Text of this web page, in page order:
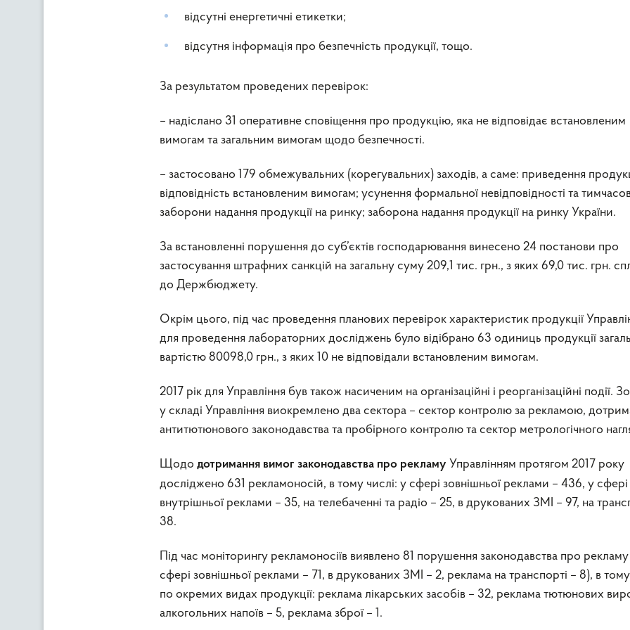
відсутні енергетичні етикетки;
відсутня інформація про безпечність продукції, тощо.
За результатом проведених перевірок:
– надіслано 31 оперативне сповіщення про продукцію, яка не відповідає встановленим
вимогам та загальним вимогам щодо безпечності.
– застосовано 179 обмежувальних (корегувальних) заходів, а саме: приведення
відповідність встановленим вимогам; усунення формальної невідповідності та
заборони надання продукції на ринку; заборона надання продукції на ринку України.
За встановленні порушення до суб’єктів господарювання винесено 24 постанови про
застосування штрафних санкцій на загальну суму 209,1 тис. грн., з яких 69,0 тис. грн.
до Держбюджету.
Окрім цього, під час проведення планових перевірок характеристик продукції
для проведення лабораторних досліджень було відібрано 63 одиниць продукції
вартістю 80098,0 грн., з яких 10 не відповідали встановленим вимогам.
2017 рік для Управління був також насиченим на організаційні і реорганізаційні події.
у складі Управління виокремлено два сектора – сектор контролю за рекламою,
антитютюнового законодавства та пробірного контролю та сектор метрологічного
Щодо дотримання вимог законодавства про рекламу Управлінням протягом 2017 року
досліджено 631 рекламоносій, в тому числі: у сфері зовнішньої реклами – 436, у сфері
внутрішньої реклами – 35, на телебаченні та радіо – 25, в друкованих ЗМІ – 97, на
38.
Під час моніторингу рекламоносіїв виявлено 81 порушення законодавства про
сфері зовнішньої реклами – 71, в друкованих ЗМІ – 2, реклама на транспорті – 8), в тому
по окремих видах продукції: реклама лікарських засобів – 32, реклама тютюнових
алкогольних напоїв – 5, реклама зброї – 1.